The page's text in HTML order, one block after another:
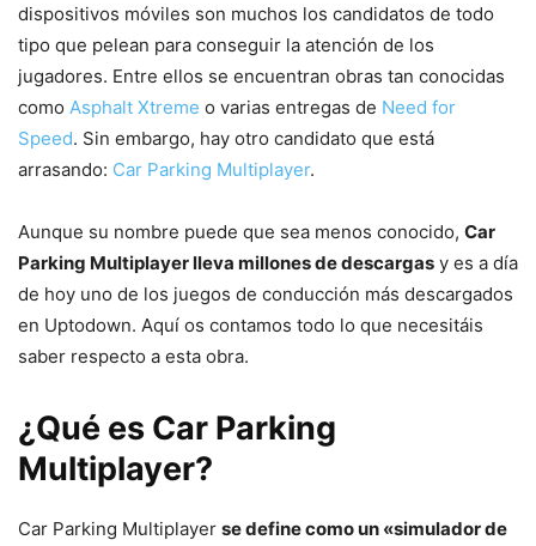
dispositivos móviles son muchos los candidatos de todo
tipo que pelean para conseguir la atención de los
jugadores. Entre ellos se encuentran obras tan conocidas
como Asphalt Xtreme o varias entregas de Need for
Speed. Sin embargo, hay otro candidato que está
arrasando: Car Parking Multiplayer.
Aunque su nombre puede que sea menos conocido, Car
Parking Multiplayer lleva millones de descargas y es a día
de hoy uno de los juegos de conducción más descargados
en Uptodown. Aquí os contamos todo lo que necesitáis
saber respecto a esta obra.
¿Qué es Car Parking
Multiplayer?
Car Parking Multiplayer se define como un «simulador de